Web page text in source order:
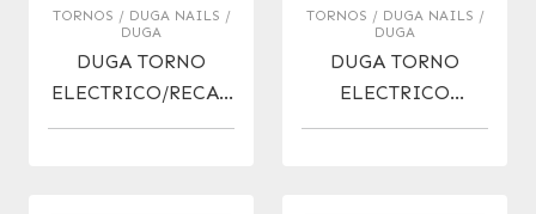
TORNOS / DUGA NAILS /
DUGA
DUGA TORNO
ELECTRICO/RECAR
GABLE PROF.
TORNOS / DUGA NAILS /
DUGA
DUGA TORNO
ELECTRICO
PROFESIONAL USB